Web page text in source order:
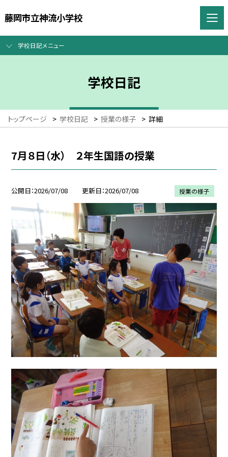
藤岡市立神流小学校
学校日記メニュー
学校日記
トップページ > 学校日記 > 授業の様子 > 詳細
7月８日（水） ２年生国語の授業
公開日 2026/07/08 更新日 2026/07/08 授業の様子